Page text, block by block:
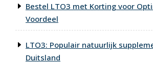
Bestel LTO3 met Korting voor
Voordeel
LTO3: Populair natuurlijk
Duitsland